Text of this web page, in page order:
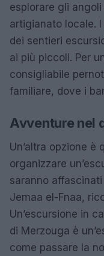
esplorare gli
artigianato locale.
dei sentieri
ai più piccoli. Per
consigliabile
familiare, dove i
Avventure nel
Un’altra opzione è
organizzare
saranno
Jemaa el-Fnaa,
Un’escursione in
di Merzouga è
come passare la